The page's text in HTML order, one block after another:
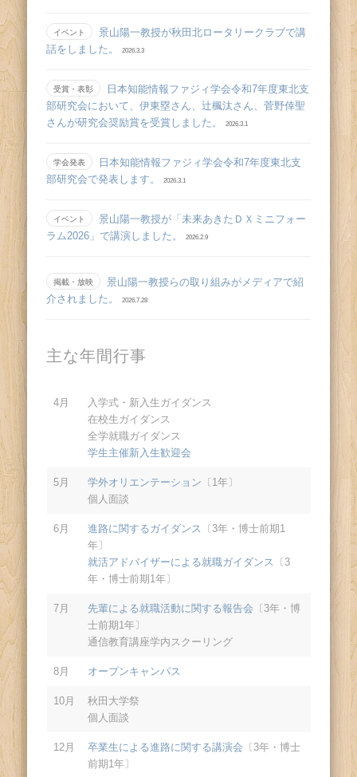
イベント
景山陽一教授が秋田北ロータリークラブで講
話をしました。
2026.3.3
受賞・表彰
日本知能情報ファジィ学会令和7年度東北支
部研究会において、伊東塁さん、辻󠄀楓汰さん、菅野倖聖
さんが研究会奨励賞を受賞しました。
2026.3.1
学会発表
日本知能情報ファジィ学会令和7年度東北支
部研究会で発表します。
2026.3.1
イベント
景山陽一教授が「未来あきたＤＸミニフォー
ラム2026」で講演しました。
2026.2.9
掲載・放映
景山陽一教授らの取り組みがメディアで紹
介されました。
2026.7.28
主な年間行事
4月
入学式・新入生ガイダンス
在校生ガイダンス
全学就職ガイダンス
学生主催新入生歓迎会
5月 学外オリエンテーション 〔1年〕
個人面談
6月 進路に関するガイダンス 〔3年・博士前期1
年〕
就活アドバイザーによる就職ガイダンス 〔3
年・博士前期1年〕
7月 先輩による就職活動に関する報告会 〔3年・博
士前期1年〕
通信教育講座学内スクーリング
8月 オープンキャンパス
10月
秋田大学祭
個人面談
12月 卒業生による進路に関する講演会 〔3年・博士
前期1年〕